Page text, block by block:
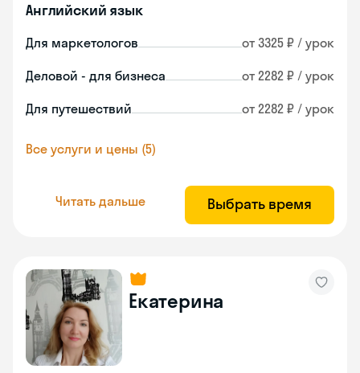
Английский язык
Для маркетологов от 3325 ₽ / урок
Деловой - для бизнеса от 2282 ₽ / урок
Для путешествий от 2282 ₽ / урок
Все услуги и цены (5)
Читать дальше Выбрать время
Екатерина